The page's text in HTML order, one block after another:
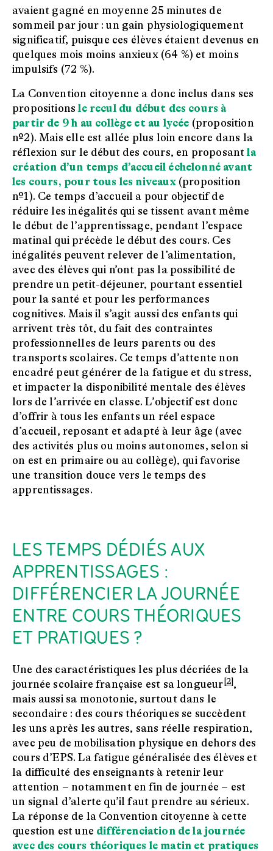
avaient gagné en moyenne 25 minutes de
sommeil par jour : un gain physiologiquement
significatif, puisque ces élèves étaient devenus en
quelques mois moins anxieux (64 %) et moins
impulsifs (72 %).
La Convention citoyenne a donc inclus dans ses
propositionsle recul du début des cours à
partir de 9 h au collège et au lycée (proposition
nº2). Mais elle est allée plus loin encore dans la
réflexion sur le début des cours, en proposantla
création d’un temps d’accueil échelonné avant
les cours, pour tous les niveaux (proposition
nº1). Ce temps d’accueil a pour objectif de
réduire les inégalités qui se tissent avant même
le début de l’apprentissage, pendant l’espace
matinal qui précède le début des cours. Ces
inégalités peuvent relever de l’alimentation,
avec des élèves qui n’ont pas la possibilité de
prendre un petit-déjeuner, pourtant essentiel
pour la santé et pour les performances
cognitives. Mais il s’agit aussi des enfants qui
arrivent très tôt, du fait des contraintes
professionnelles de leurs parents ou des
transports scolaires. Ce temps d’attente non
encadré peut générer de la fatigue et du stress,
et impacter la disponibilité mentale des élèves
lors de l’arrivée en classe. L’objectif est donc
d’offrir à tous les enfants un réel espace
d’accueil, reposant et adapté à leur âge (avec
des activités plus ou moins autonomes, selon si
on est en primaire ou au collège), qui favorise
une transition douce vers le temps des
apprentissages.
LES TEMPS DÉDIÉS AUX
APPRENTISSAGES :
DIFFÉRENCIER LA JOURNÉE
ENTRE COURS THÉORIQUES
ET PRATIQUES ?
Une des caractéristiques les plus décriées de la
journée scolaire française est sa longueur [2],
mais aussi sa monotonie, surtout dans le
secondaire : des cours théoriques se succèdent
les uns après les autres, sans réelle respiration,
avec peu de mobilisation physique en dehors des
cours d’EPS. La fatigue généralisée des élèves et
la difficulté des enseignants à retenir leur
attention – notamment en fin de journée – est
un signal d’alerte qu’il faut prendre au sérieux.
La réponse de la Convention citoyenne à cette
question est une différenciation de la journée
avec des cours théoriques le matin et pratiques